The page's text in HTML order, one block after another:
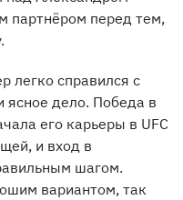
партнёром перед тем,
легко справился с
ясное дело. Победа в
его карьеры в UFC
и вход в
шагом.
вариантом, так